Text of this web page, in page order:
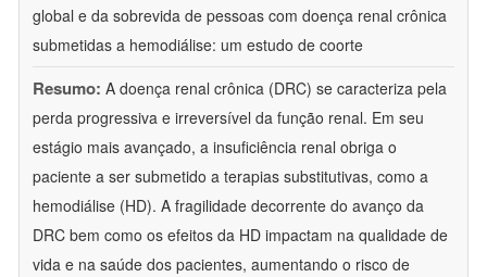
global e da sobrevida de pessoas com doença renal crônica
submetidas a hemodiálise: um estudo de coorte
Resumo: A doença renal crônica (DRC) se caracteriza pela
perda progressiva e irreversível da função renal. Em seu
estágio mais avançado, a insuficiência renal obriga o
paciente a ser submetido a terapias substitutivas, como a
hemodiálise (HD). A fragilidade decorrente do avanço da
DRC bem como os efeitos da HD impactam na qualidade de
vida e na saúde dos pacientes, aumentando o risco de